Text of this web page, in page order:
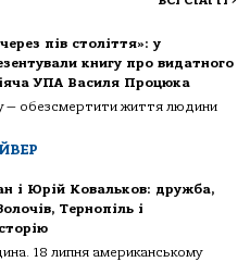
пів століття»: у
книгу про видатного
УПА Василя Процюка
— обезсмертити життя людини
і Юрій Ковальков: дружба,
Тернопіль і
18 липня американському